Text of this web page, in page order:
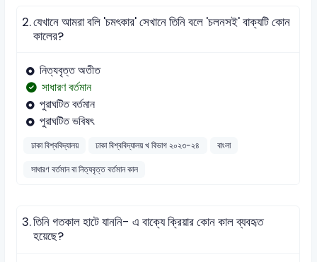
2.যেখানে আমরা বলি 'চমৎকার' সেখানে তিনি বলে 'চলনসই' বাক্যটি কোন
কালের?
নিত্যবৃত্ত অতীত
সাধারণ বর্তমান
পুরাঘটিত বর্তমান
পুরাঘটিত ভবিষৎ
ঢাকা বিশ্ববিদ্যালয় ঢাকা বিশ্ববিদ্যালয় খ বিভাগ ২০২৩-২৪
বাংলা
সাধারণ বর্তমান বা নিত্যবৃত্ত বর্তমান কাল
3.তিনি গতকাল হাটে যাননি- এ বাক্যে ক্রিয়ার কোন কাল ব্যবহৃত
হয়েছে?